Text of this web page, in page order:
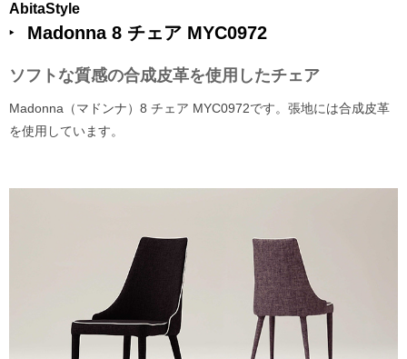
AbitaStyle
Madonna 8 チェア MYC0972
ソフトな質感の合成皮革を使用したチェア
Madonna（マドンナ）8 チェア MYC0972です。張地には合成皮革
を使用しています。